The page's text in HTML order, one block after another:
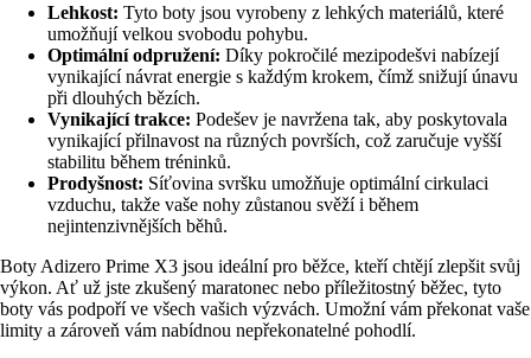
Lehkost: Tyto boty jsou vyrobeny z lehkých materiálů, které
umožňují velkou svobodu pohybu.
Optimální odpružení: Díky pokročilé mezipodešvi nabízejí
vynikající návrat energie s každým krokem, čímž snižují únavu
při dlouhých bězích.
Vynikající trakce: Podešev je navržena tak, aby poskytovala
vynikající přilnavost na různých površích, což zaručuje vyšší
stabilitu během tréninků.
Prodyšnost: Síťovina svršku umožňuje optimální cirkulaci
vzduchu, takže vaše nohy zůstanou svěží i během
nejintenzivnějších běhů.
Boty Adizero Prime X3 jsou ideální pro běžce, kteří chtějí zlepšit svůj
výkon. Ať už jste zkušený maratonec nebo příležitostný běžec, tyto
boty vás podpoří ve všech vašich výzvách. Umožní vám překonat vaše
limity a zároveň vám nabídnou nepřekonatelné pohodlí.